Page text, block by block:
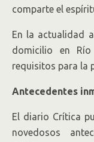
comparte el
En la actualidad
domicilio en
requisitos para la
Antecedentes
El diario Crítica
novedosos